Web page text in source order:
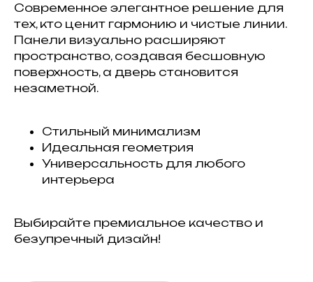
Современное элегантное решение для
тех, кто ценит гармонию и чистые линии.
Панели визуально расширяют
пространство, создавая бесшовную
поверхность, а дверь становится
незаметной.
Стильный минимализм
Идеальная геометрия
Универсальность для любого
интерьера
Выбирайте премиальное качество и
безупречный дизайн!